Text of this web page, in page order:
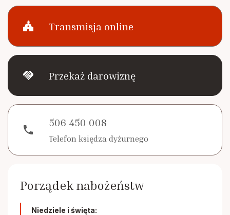
church Transmisja online
handshake Przekaż darowiznę
phone
506 450 008
Telefon księdza dyżurnego
Porządek nabożeństw
Niedziele i święta: